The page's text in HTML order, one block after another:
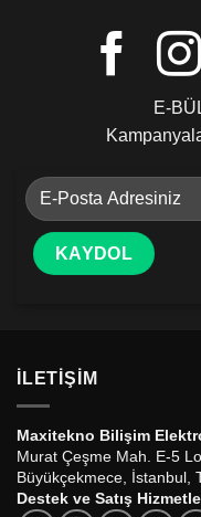
E-
İLETIŞIM
Maxitekno Bilişim
Murat Çeşme Mah. E-5
Büyükçekmece, İstanbul,
Destek ve Satış